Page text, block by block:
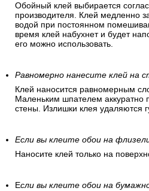
Обойный клей выбирается
производителя. Клей медленно
водой при постоянном
время клей набухнет и будет
его можно использовать.
Равномерно нанесите клей на
Клей наносится равномерным
Маленьким шпателем аккуратно
стены. Излишки клея удаляются
Если вы клеите обои на
Наносите клей только на
Если вы клеите обои на